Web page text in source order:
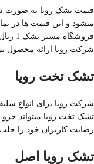
قیمت تشک رویا به صورت
میشود و این قیمت ها در
شرکت رویا ارائه محصول
تشک تخت رویا
شرکت رویا برای انواع
تشک تخت رویا میتواند
رضایت کاربران خود را
تشک رویا اصل